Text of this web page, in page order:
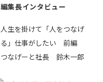
編集長インタビュー
人生を掛けて「人をつなげ
る」仕事がしたい 前編
つなげーと社長 鈴木一郎